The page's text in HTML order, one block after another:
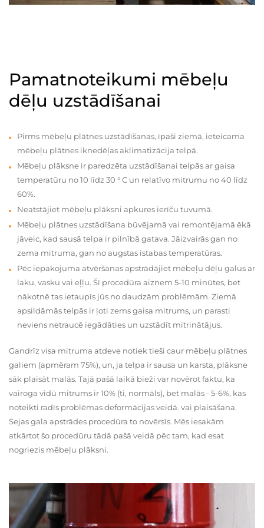
Pamatnoteikumi mēbeļu
dēļu uzstādīšanai
Pirms mēbeļu plātnes uzstādīšanas, īpaši ziemā, ieteicama
mēbeļu plātnes iknedēļas aklimatizācija telpā.
Mēbeļu plāksne ir paredzēta uzstādīšanai telpās ar gaisa
temperatūru no 10 līdz 30 ° C un relatīvo mitrumu no 40 līdz
60%.
Neatstājiet mēbeļu plāksni apkures ierīču tuvumā.
Mēbeļu plātnes uzstādīšana būvējamā vai remontējamā ēkā
jāveic, kad sausā telpa ir pilnībā gatava. Jāizvairās gan no
zema mitruma, gan no augstas istabas temperatūras.
Pēc iepakojuma atvēršanas apstrādājiet mēbeļu dēļu galus ar
laku, vasku vai eļļu. Šī procedūra aizņem 5-10 minūtes, bet
nākotnē tas ietaupīs jūs no daudzām problēmām. Ziemā
apsildāmās telpās ir ļoti zems gaisa mitrums, un parasti
neviens netraucē iegādāties un uzstādīt mitrinātājus.
Gandrīz visa mitruma atdeve notiek tieši caur mēbeļu plātnes
galiem (apmēram 75%), un, ja telpa ir sausa un karsta, plāksne
sāk plaisāt malās. Tajā pašā laikā bieži var novērot faktu, ka
vairoga vidū mitrums ir 10% (ti, normāls), bet malās - 5-6%, kas
noteikti radīs problēmas deformācijas veidā. vai plaisāšana.
Sejas gala apstrādes procedūra to novērsīs. Mēs iesakām
atkārtot šo procedūru tādā pašā veidā pēc tam, kad esat
nogriezis mēbeļu plāksni.